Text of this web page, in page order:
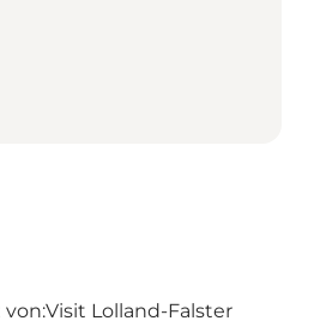
Visit Lolland-Falster